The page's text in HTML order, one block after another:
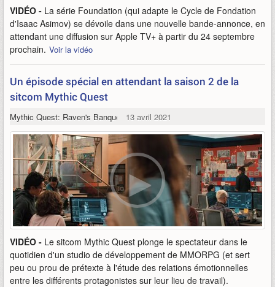
VIDÉO - La série Foundation (qui adapte le Cycle de Fondation
d'Isaac Asimov) se dévoile dans une nouvelle bande-annonce, en
attendant une diffusion sur Apple TV+ à partir du 24 septembre
prochain. Voir la vidéo
Un épisode spécial en attendant la saison 2 de la
sitcom Mythic Quest
Mythic Quest: Raven's Banquet 13 avril 2021
VIDÉO - Le sitcom Mythic Quest plonge le spectateur dans le
quotidien d'un studio de développement de MMORPG (et sert
peu ou prou de prétexte à l'étude des relations émotionnelles
entre les différents protagonistes sur leur lieu de travail).